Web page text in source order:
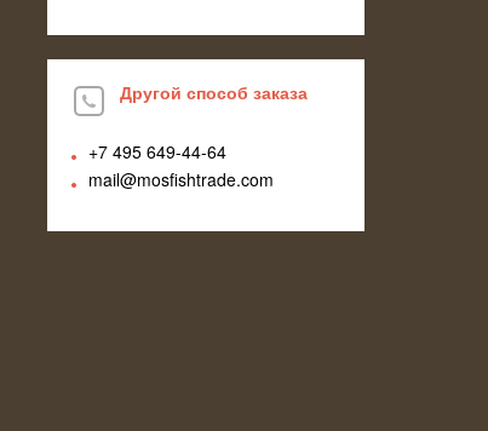
Другой способ заказа
+7 495649-44-64
mail@mosfishtrade.com